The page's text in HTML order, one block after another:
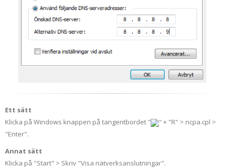
Ett sätt
Klicka på Windows knappen på tangentbordet "
" + "R" > ncpa.cpl >
"Enter".
Annat sätt
Klicka på "Start" > Skriv "Visa nätverksanslutningar".